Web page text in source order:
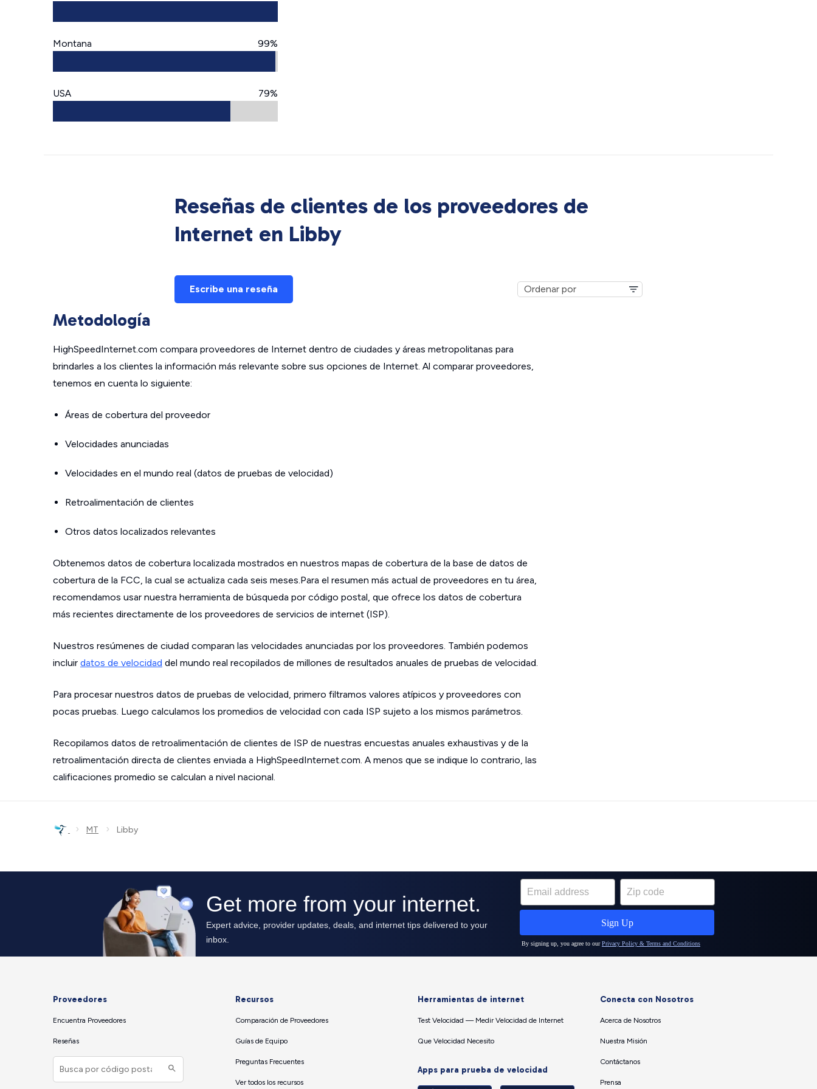
Montana 99%
USA 79%
Reseñas de clientes de los proveedores de
Internet en Libby
Escribe una reseña
Metodología
HighSpeedInternet.com compara proveedores de Internet dentro de ciudades y áreas metropolitanas para
brindarles a los clientes la información más relevante sobre sus opciones de Internet. Al comparar proveedores,
tenemos en cuenta lo siguiente:
Áreas de cobertura del proveedor
Velocidades anunciadas
Velocidades en el mundo real (datos de pruebas de velocidad)
Retroalimentación de clientes
Otros datos localizados relevantes
Obtenemos datos de cobertura localizada mostrados en nuestros mapas de cobertura de la base de datos de
cobertura de la FCC, la cual se actualiza cada seis meses.Para el resumen más actual de proveedores en tu área,
recomendamos usar nuestra herramienta de búsqueda por código postal, que ofrece los datos de cobertura
más recientes directamente de los proveedores de servicios de internet (ISP).
Nuestros resúmenes de ciudad comparan las velocidades anunciadas por los proveedores. También podemos
incluir datos de velocidad del mundo real recopilados de millones de resultados anuales de pruebas de velocidad.
Para procesar nuestros datos de pruebas de velocidad, primero filtramos valores atípicos y proveedores con
pocas pruebas. Luego calculamos los promedios de velocidad con cada ISP sujeto a los mismos parámetros.
Recopilamos datos de retroalimentación de clientes de ISP de nuestras encuestas anuales exhaustivas y de la
retroalimentación directa de clientes enviada a HighSpeedInternet.com. A menos que se indique lo contrario, las
calificaciones promedio se calculan a nivel nacional.
› MT › Libby
Proveedores
Encuentra Proveedores
Reseñas
Recursos
Comparación de Proveedores
Guías de Equipo
Preguntas Frecuentes
Ver todos los recursos
Herramientas de internet
Test Velocidad — Medir Velocidad de Internet
Que Velocidad Necesito
Apps para prueba de velocidad
Conecta con Nosotros
Acerca de Nosotros
Nuestra Misión
Contáctanos
Prensa